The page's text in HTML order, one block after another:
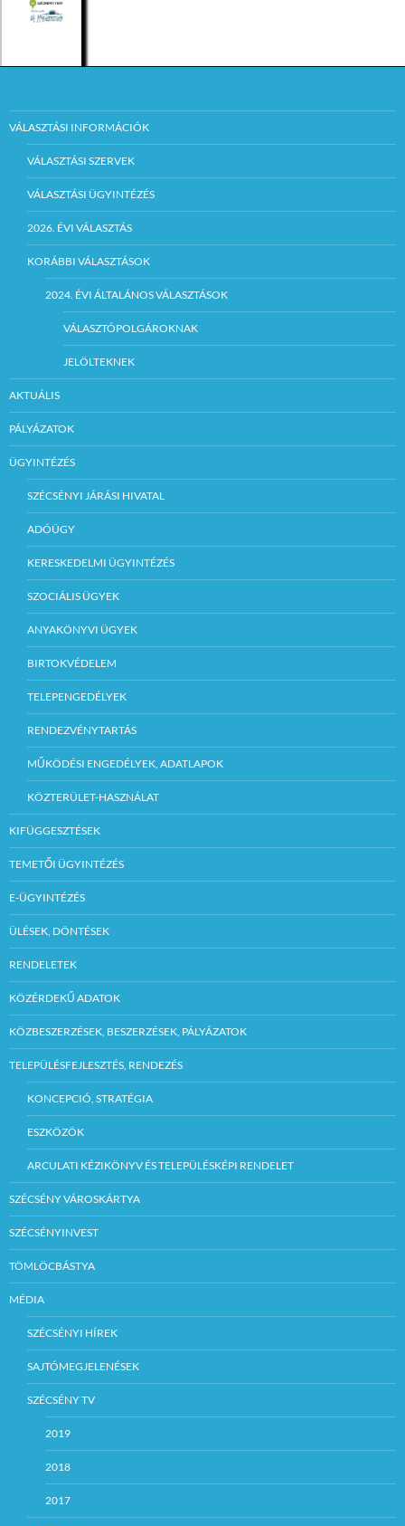
VÁLASZTÁSI INFORMÁCIÓK
VÁLASZTÁSI SZERVEK
VÁLASZTÁSI ÜGYINTÉZÉS
2026. ÉVI VÁLASZTÁS
KORÁBBI VÁLASZTÁSOK
2024. ÉVI ÁLTALÁNOS VÁLASZTÁSOK
VÁLASZTÓPOLGÁROKNAK
JELÖLTEKNEK
AKTUÁLIS
PÁLYÁZATOK
ÜGYINTÉZÉS
SZÉCSÉNYI JÁRÁSI HIVATAL
ADÓÜGY
KERESKEDELMI ÜGYINTÉZÉS
SZOCIÁLIS ÜGYEK
ANYAKÖNYVI ÜGYEK
BIRTOKVÉDELEM
TELEPENGEDÉLYEK
RENDEZVÉNYTARTÁS
MŰKÖDÉSI ENGEDÉLYEK, ADATLAPOK
KÖZTERÜLET-HASZNÁLAT
KIFÜGGESZTÉSEK
TEMETŐI ÜGYINTÉZÉS
E-ÜGYINTÉZÉS
ÜLÉSEK, DÖNTÉSEK
RENDELETEK
KÖZÉRDEKŰ ADATOK
KÖZBESZERZÉSEK, BESZERZÉSEK, PÁLYÁZATOK
TELEPÜLÉSFEJLESZTÉS, RENDEZÉS
KONCEPCIÓ, STRATÉGIA
ESZKÖZÖK
ARCULATI KÉZIKÖNYV ÉS TELEPÜLÉSKÉPI RENDELET
SZÉCSÉNY VÁROSKÁRTYA
SZÉCSÉNYINVEST
TÖMLÖCBÁSTYA
MÉDIA
SZÉCSÉNYI HÍREK
SAJTÓMEGJELENÉSEK
SZÉCSÉNY TV
2019
2018
2017